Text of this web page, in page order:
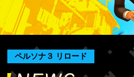
ペルソナ３ リロード